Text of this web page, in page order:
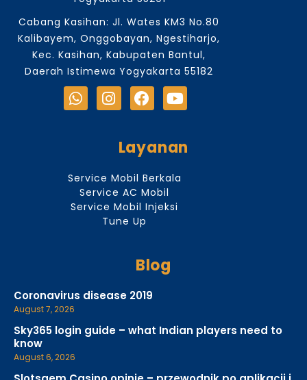
Cabang Kasihan: Jl. Wates KM3 No.80
Kalibayem, Onggobayan, Ngestiharjo,
Kec. Kasihan, Kabupaten Bantul,
Daerah Istimewa Yogyakarta 55182
Layanan
Service Mobil Berkala
Service AC Mobil
Service Mobil Injeksi
Tune Up
Blog
Coronavirus disease 2019
August 7, 2026
Sky365 login guide – what Indian players need to
know
August 6, 2026